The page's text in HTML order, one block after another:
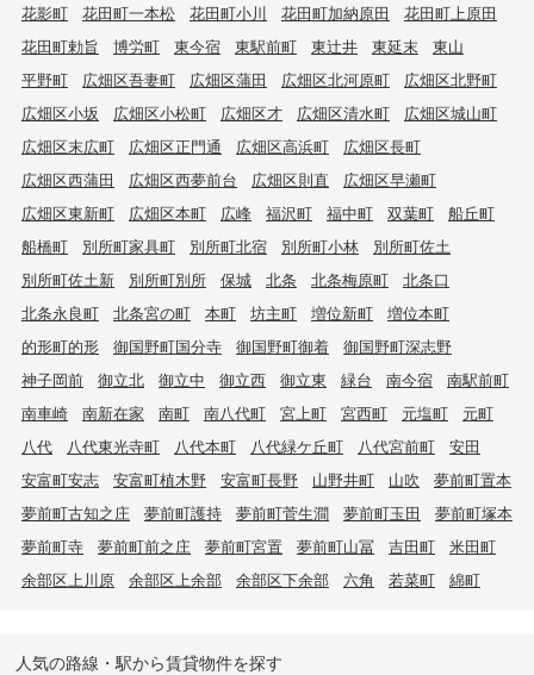
花影町
花田町一本松 花田町小川 花田町加納原田
花田町上原田
花田町勅旨
博労町 東今宿 東駅前町 東辻井 東延末
東山
平野町
広畑区吾妻町 広畑区蒲田 広畑区北河原町
広畑区北野町
広畑区小坂
広畑区小松町 広畑区才 広畑区清水町
広畑区城山町
広畑区末広町
広畑区正門通 広畑区高浜町
広畑区長町
広畑区西蒲田
広畑区西夢前台 広畑区則直
広畑区早瀬町
広畑区東新町
広畑区本町 広峰 福沢町 福中町 双葉町
船丘町
船橋町
別所町家具町 別所町北宿 別所町小林
別所町佐土
別所町佐土新
別所町別所 保城 北条 北条梅原町
北条口
北条永良町
北条宮の町 本町 坊主町 増位新町
増位本町
的形町的形
御国野町国分寺 御国野町御着
御国野町深志野
神子岡前
御立北 御立中 御立西 御立東 緑台 南今宿
南駅前町
南車崎
南新在家 南町 南八代町 宮上町 宮西町 元塩町
元町
八代
八代東光寺町 八代本町 八代緑ケ丘町 八代宮前町
安田
安富町安志
安富町植木野 安富町長野 山野井町 山吹
夢前町置本
夢前町古知之庄
夢前町護持 夢前町菅生澗 夢前町玉田
夢前町塚本
夢前町寺
夢前町前之庄 夢前町宮置 夢前町山冨 吉田町
米田町
余部区上川原
余部区上余部 余部区下余部 六角 若菜町 綿町
人気の路線・駅から賃貸物件を探す